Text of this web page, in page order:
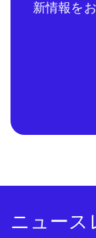
新情報を
ニュース